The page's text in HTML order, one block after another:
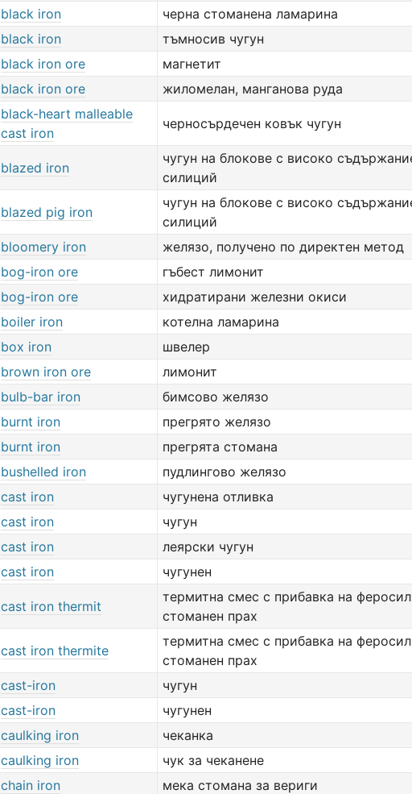
black iron
черна стоманена ламарина
black iron
тъмносив чугун
black iron ore
магнетит
black iron ore жиломелан, манганова руда
black-heart malleable
cast iron
черносърдечен ковък чугун
blazed iron
чугун на блокове с високо
силиций
blazed pig iron
чугун на блокове с високо
силиций
bloomery iron
желязо, получено по директен метод
bog-iron ore
гъбест лимонит
bog-iron ore
хидратирани железни окиси
boiler iron
котелна ламарина
box iron
швелер
brown iron ore
лимонит
bulb-bar iron
бимсово желязо
burnt iron
прегрято желязо
burnt iron
прегрята стомана
bushelled iron
пудлингово желязо
cast iron
чугунена отливка
cast iron
чугун
cast iron
леярски чугун
cast iron чугунен
cast iron thermit
термитна смес с прибавка на
стоманен прах
cast iron thermite
термитна смес с прибавка на
стоманен прах
cast-iron
чугун
cast-iron
чугунен
caulking iron
чеканка
caulking iron
чук за чеканене
chain iron
мека стомана за вериги